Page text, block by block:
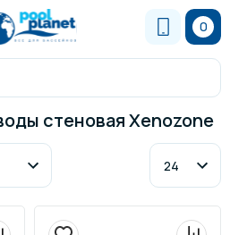
0
стеновая Xenozone